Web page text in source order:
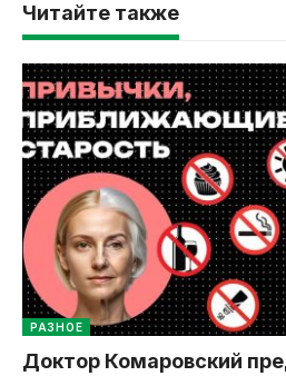
Читайте также
РАЗНОЕ
Доктор Комаровский